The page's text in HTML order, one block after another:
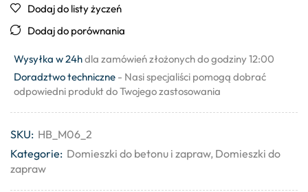
Dodaj do listy życzeń
Dodaj do porównania
Wysyłka w 24hdla zamówień złożonych do godziny 12:00
Doradztwo techniczne - Nasi specjaliści pomogą dobrać
odpowiedni produkt do Twojego zastosowania
SKU: HB_M06_2
Kategorie: Domieszki do betonu i zapraw, Domieszki do
zapraw